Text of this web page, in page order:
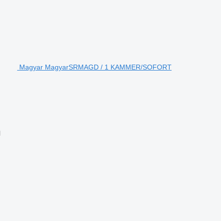
Magyar MagyarSRMAGD / 1 KAMMER/SOFORT